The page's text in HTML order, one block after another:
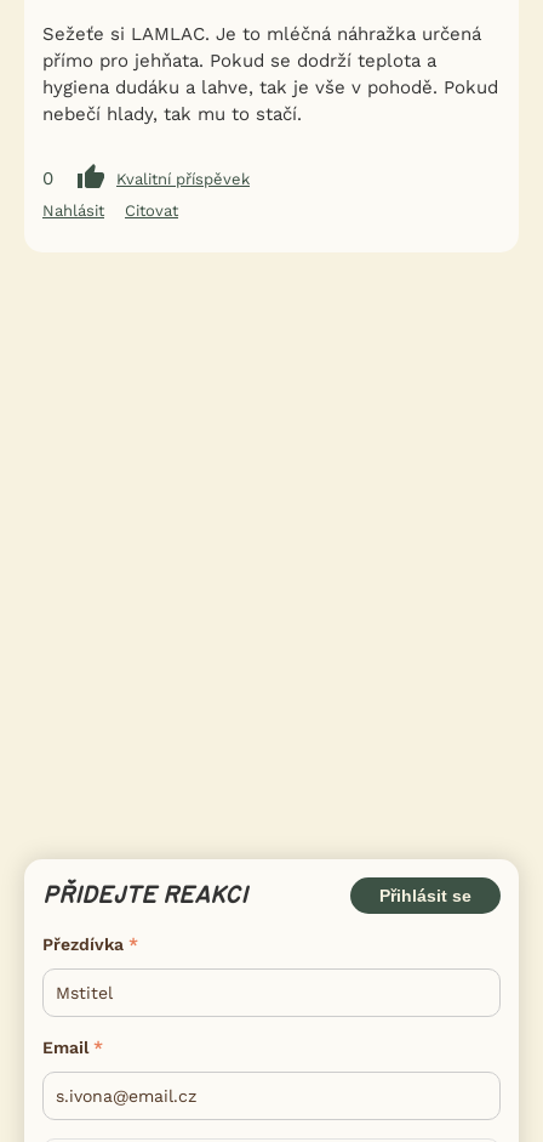
Sežeťe si LAMLAC. Je to mléčná náhražka určená
přímo pro jehňata. Pokud se dodrží teplota a
hygiena dudáku a lahve, tak je vše v pohodě. Pokud
nebečí hlady, tak mu to stačí.
0
Kvalitní příspěvek
Nahlásit
Citovat
PŘIDEJTE REAKCI Přihlásit se
Přezdívka
Email